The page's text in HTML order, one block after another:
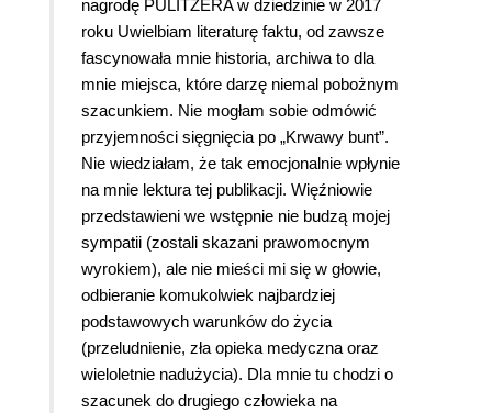
nagrodę PULITZERA w dziedzinie w 2017
roku Uwielbiam literaturę faktu, od zawsze
fascynowała mnie historia, archiwa to dla
mnie miejsca, które darzę niemal pobożnym
szacunkiem. Nie mogłam sobie odmówić
przyjemności sięgnięcia po „Krwawy bunt”.
Nie wiedziałam, że tak emocjonalnie wpłynie
na mnie lektura tej publikacji. Więźniowie
przedstawieni we wstępnie nie budzą mojej
sympatii (zostali skazani prawomocnym
wyrokiem), ale nie mieści mi się w głowie,
odbieranie komukolwiek najbardziej
podstawowych warunków do życia
(przeludnienie, zła opieka medyczna oraz
wieloletnie nadużycia). Dla mnie tu chodzi o
szacunek do drugiego człowieka na